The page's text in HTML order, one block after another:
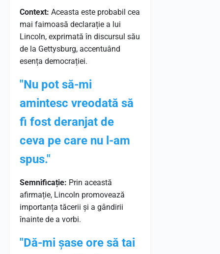
Context: Aceasta este probabil cea
mai faimoasă declarație a lui
Lincoln, exprimată în discursul său
de la Gettysburg, accentuând
esența democrației.
"Nu pot să-mi
amintesc vreodată să
fi fost deranjat de
ceva pe care nu l-am
spus."
Semnificație: Prin această
afirmație, Lincoln promovează
importanța tăcerii și a gândirii
înainte de a vorbi.
"Dă-mi șase ore să tai